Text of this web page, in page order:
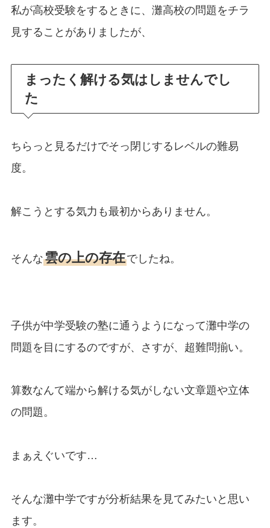
私が高校受験をするときに、灘高校の問題をチラ
見することがありましたが、
まったく解ける気はしませんでし
た
ちらっと見るだけでそっ閉じするレベルの難易
度。
解こうとする気力も最初からありません。
そんな雲の上の存在でしたね。
子供が中学受験の塾に通うようになって灘中学の
問題を目にするのですが、さすが、超難問揃い。
算数なんて端から解ける気がしない文章題や立体
の問題。
まぁえぐいです…
そんな灘中学ですが分析結果を見てみたいと思い
ます。